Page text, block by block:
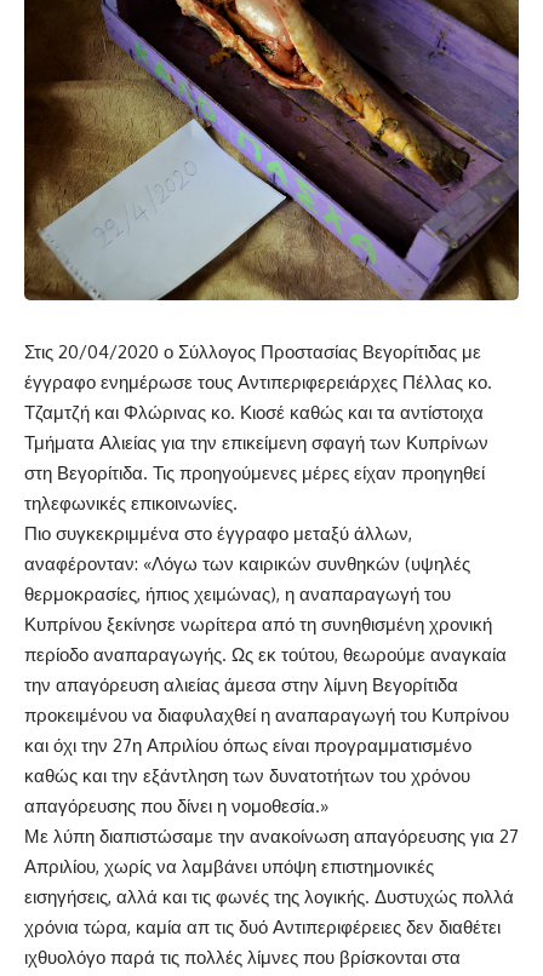
Στις 20/04/2020 ο Σύλλογος Προστασίας Βεγορίτιδας με
έγγραφο ενημέρωσε τους Αντιπεριφερειάρχες Πέλλας κο.
Τζαμτζή και Φλώρινας κο. Κιοσέ καθώς και τα αντίστοιχα
Τμήματα Αλιείας για την επικείμενη σφαγή των Κυπρίνων
στη Βεγορίτιδα. Τις προηγούμενες μέρες είχαν προηγηθεί
τηλεφωνικές επικοινωνίες.
Πιο συγκεκριμμένα στο έγγραφο μεταξύ άλλων,
αναφέρονταν: «Λόγω των καιρικών συνθηκών (υψηλές
θερμοκρασίες, ήπιος χειμώνας), η αναπαραγωγή του
Κυπρίνου ξεκίνησε νωρίτερα από τη συνηθισμένη χρονική
περίοδο αναπαραγωγής. Ως εκ τούτου, θεωρούμε αναγκαία
την απαγόρευση αλιείας άμεσα στην λίμνη Βεγορίτιδα
προκειμένου να διαφυλαχθεί η αναπαραγωγή του Κυπρίνου
και όχι την 27η Απριλίου όπως είναι προγραμματισμένο
καθώς και την εξάντληση των δυνατοτήτων του χρόνου
απαγόρευσης που δίνει η νομοθεσία.»
Με λύπη διαπιστώσαμε την ανακοίνωση απαγόρευσης για 27
Απριλίου, χωρίς να λαμβάνει υπόψη επιστημονικές
εισηγήσεις, αλλά και τις φωνές της λογικής. Δυστυχώς πολλά
χρόνια τώρα, καμία απ τις δυό Αντιπεριφέρειες δεν διαθέτει
ιχθυολόγο παρά τις πολλές λίμνες που βρίσκονται στα